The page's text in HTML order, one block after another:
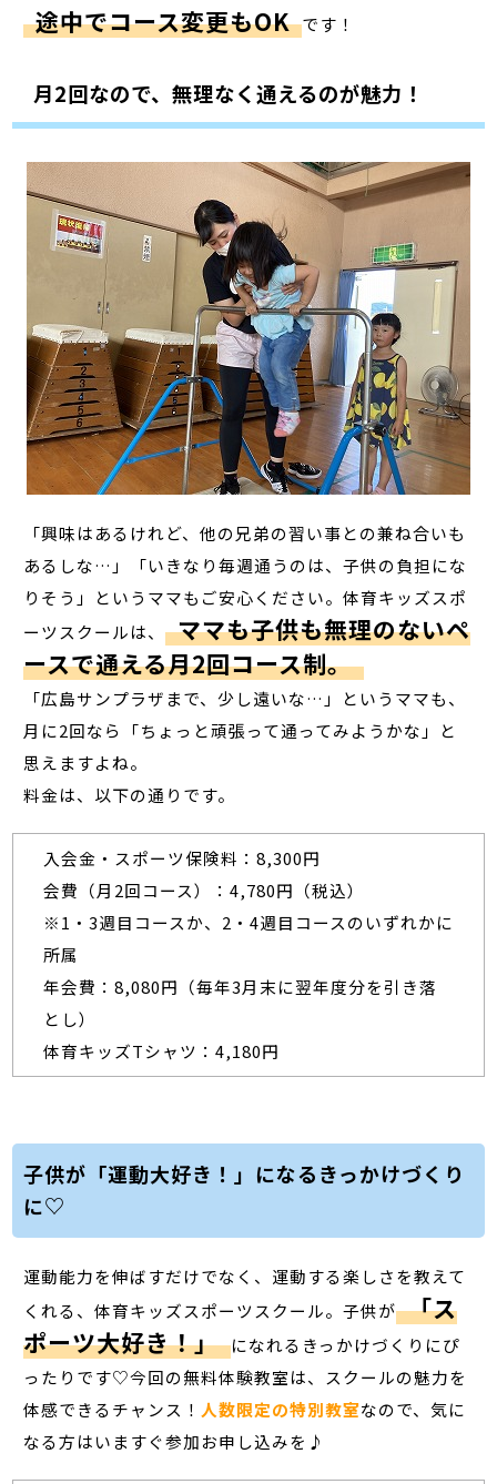
途中でコース変更もOK です！
月2回なので、無理なく通えるのが魅力！
「興味はあるけれど、他の兄弟の習い事との兼ね合いも
あるしな…」「いきなり毎週通うのは、子供の負担にな
りそう」というママもご安心ください。体育キッズスポ
ーツスクールは、 ママも子供も無理のないペ
ースで通える月2回コース制。
「広島サンプラザまで、少し遠いな…」というママも、
月に2回なら「ちょっと頑張って通ってみようかな」と
思えますよね。
料金は、以下の通りです。
入会金・スポーツ保険料：8,300円
会費（月2回コース）：4,780円（税込）
※1・3週目コースか、2・4週目コースのいずれかに
所属
年会費：8,080円（毎年3月末に翌年度分を引き落
とし）
体育キッズTシャツ：4,180円
子供が「運動大好き！」になるきっかけづくり
に♡
運動能力を伸ばすだけでなく、運動する楽しさを教えて
くれる、体育キッズスポーツスクール。子供が 「ス
ポーツ大好き！」 になれるきっかけづくりにぴ
ったりです♡今回の無料体験教室は、スクールの魅力を
体感できるチャンス！ 人数限定の特別教室なので、気に
なる方はいますぐ参加お申し込みを♪